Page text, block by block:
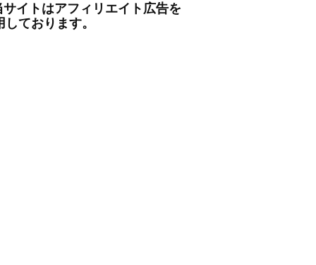
イトはアフィリエイト広告を
しております。